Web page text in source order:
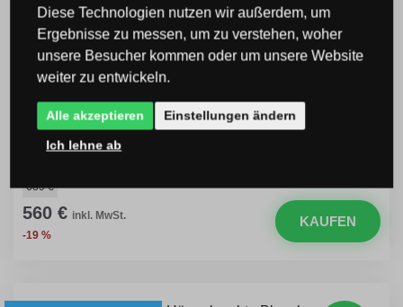
Ideal Lux 111896 Kronleuchter Blanche Nero
8x40W | E14
689 €
560 € inkl. MwSt.
-19 %
KAUFEN
Diese Technologien nutzen wir außerdem, um
Ergebnisse zu messen, um zu verstehen, woher
unsere Besucher kommen oder um unsere Website
weiter zu entwickeln.
Alle akzeptieren Einstellungen ändern
Ich lehne ab